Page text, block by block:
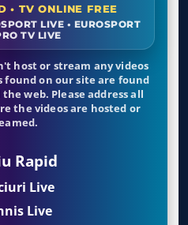
• TV ONLINE FREE
LIVE • EUROSPORT
TV LIVE
host or stream any videos
found on our site are found
web. Please address all
the videos are hosted or
Rapid
Live
Live